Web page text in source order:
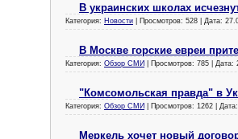
В украинских школах
Категория: Новости | Просмотров: 528 | Дата:
В Москве горские евреи
Категория: Обзор СМИ | Просмотров: 785 | Дата:
"Комсомольская правда" в
Категория: Обзор СМИ | Просмотров: 1262 |
Меркель хочет новый